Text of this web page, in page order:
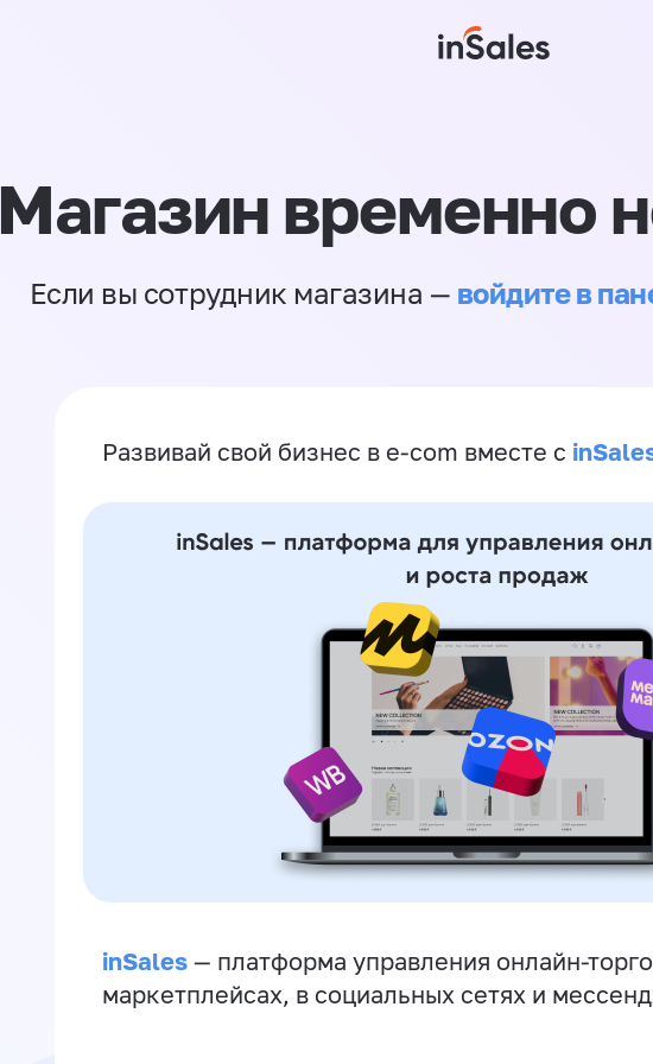
Магазин временно
Если вы сотрудник магазина — войдите в
Развивай свой бизнес в e-com вместе с
inSales — платформа управления онлайн-
маркетплейсах, в социальных сетях и